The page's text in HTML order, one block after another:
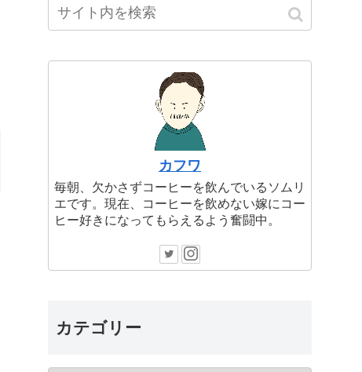
カフワ
毎朝、欠かさずコーヒーを飲んでいるソムリ
エです。現在、コーヒーを飲めない嫁にコー
ヒー好きになってもらえるよう奮闘中。
カテゴリー